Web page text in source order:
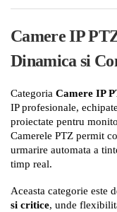
Telecomenzi
Camere IP
Dinamica si
Categoria Camere IP
IP profesionale,
proiectate pentru
Camerele PTZ permit
urmarire automata a
timp real.
Aceasta categorie este
si critice, unde